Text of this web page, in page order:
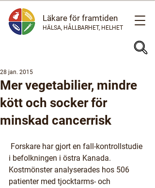
Läkare för framtiden
HÄLSA, HÅLLBARHET, HELHET
Mer vegetabilier, mindre
kött och socker för
minskad cancerrisk
28 jan. 2015
i befolkningen i östra Kanada.
Kostmönster analyserades hos 506
patienter med tjocktarms- och